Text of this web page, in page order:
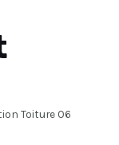
Toiture 06